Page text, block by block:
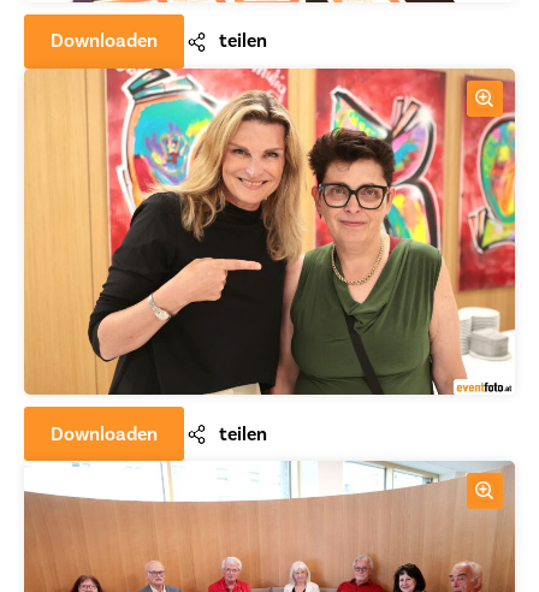
Downloaden teilen
Downloaden teilen